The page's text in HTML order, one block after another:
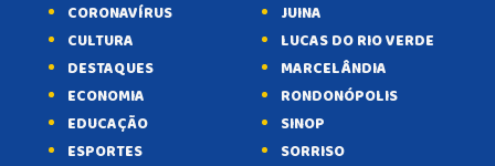
CORONAVÍRUS
CULTURA
DESTAQUES
ECONOMIA
EDUCAÇÃO
ESPORTES
JUINA
LUCAS DO RIO VERDE
MARCELÂNDIA
RONDONÓPOLIS
SINOP
SORRISO